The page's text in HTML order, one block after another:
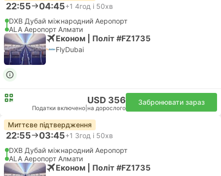
22:55 04:45+1 4год і 50хв
DXB Дубай міжнародний Аеропорт
ALA Аеропорт Алмати
Економ | Політ #FZ1735
FlyDubai
USD 356
Податки включено на дорослого
Забронювати зараз
Миттєве підтвердження
22:55 03:45+1 3год і 50хв
DXB Дубай міжнародний Аеропорт
ALA Аеропорт Алмати
Економ | Політ #FZ1735